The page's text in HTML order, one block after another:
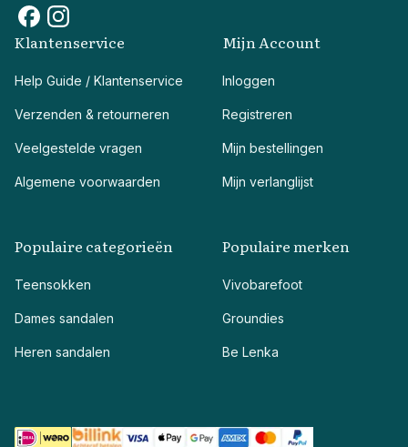
Klantenservice
Help Guide / Klantenservice
Verzenden & retourneren
Veelgestelde vragen
Algemene voorwaarden
Mijn Account
Inloggen
Registreren
Mijn bestellingen
Mijn verlanglijst
Populaire categorieën
Teensokken
Dames sandalen
Heren sandalen
Populaire merken
Vivobarefoot
Groundies
Be Lenka